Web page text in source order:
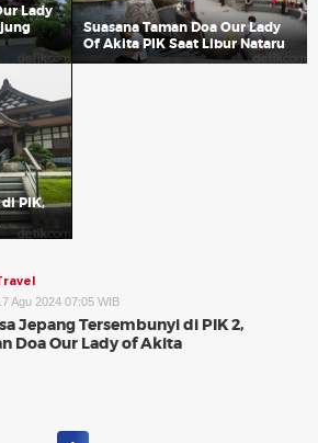
Lady
Suasana Taman Doa Our Lady
Of Akita PIK Saat Libur Nataru
PIK,
Agu 2024 07:05 WIB
Jepang Tersembunyi di PIK 2,
Doa Our Lady of Akita